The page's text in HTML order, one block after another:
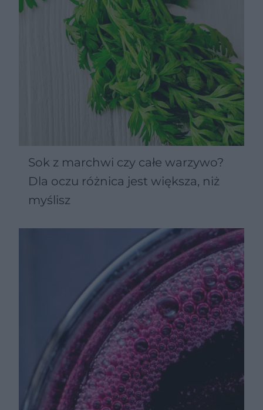
Sok z marchwi czy całe warzywo?
Dla oczu różnica jest większa, niż
myślisz